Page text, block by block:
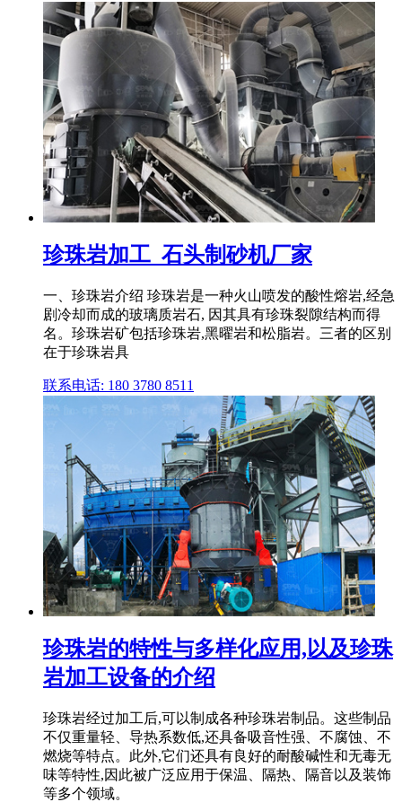
珍珠岩加工_石头制砂机厂家
一、珍珠岩介绍 珍珠岩是一种火山喷发的酸性熔岩,经急
剧冷却而成的玻璃质岩石, 因其具有珍珠裂隙结构而得
名。珍珠岩矿包括珍珠岩,黑曜岩和松脂岩。三者的区别
在于珍珠岩具
联系电话: 180 3780 8511
珍珠岩的特性与多样化应用,以及珍珠
岩加工设备的介绍
珍珠岩经过加工后,可以制成各种珍珠岩制品。这些制品
不仅重量轻、导热系数低,还具备吸音性强、不腐蚀、不
燃烧等特点。此外,它们还具有良好的耐酸碱性和无毒无
味等特性,因此被广泛应用于保温、隔热、隔音以及装饰
等多个领域。